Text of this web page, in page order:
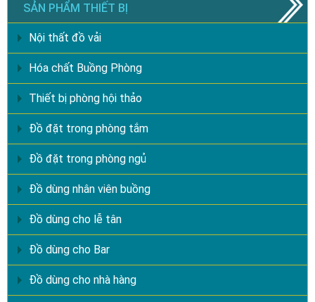
SẢN PHẨM THIẾT BỊ
Nội thất đồ vải
Hóa chất Buồng Phòng
Thiết bị phòng hội thảo
Đồ đặt trong phòng tắm
Đồ đặt trong phòng ngủ
Đồ dùng nhân viên buồng
Đồ dùng cho lễ tân
Đồ dùng cho Bar
Đồ dùng cho nhà hàng